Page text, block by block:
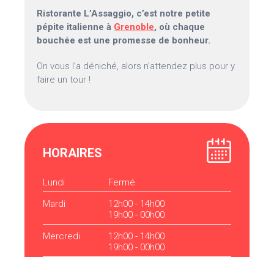
Ristorante L’Assaggio, c’est notre petite
pépite italienne à Grenoble, où chaque
bouchée est une promesse de bonheur.
On vous l’a déniché, alors n’attendez plus pour y
faire un tour !
HORAIRES
Lundi
Fermé
Mardi
12h00 - 14h00
19h00 - 00h00
Mercredi
12h00 - 14h00
19h00 - 00h00